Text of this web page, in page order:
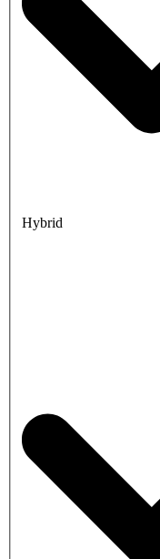
Hybrid